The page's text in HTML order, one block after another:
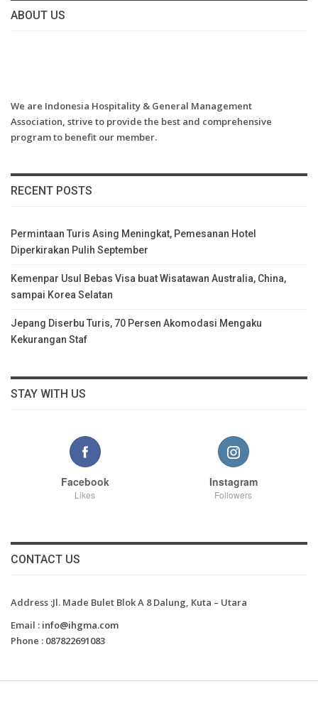
ABOUT US
We are Indonesia Hospitality & General Management
Association, strive to provide the best and comprehensive
program to benefit our member.
RECENT POSTS
Permintaan Turis Asing Meningkat, Pemesanan Hotel
Diperkirakan Pulih September
Kemenpar Usul Bebas Visa buat Wisatawan Australia, China,
sampai Korea Selatan
Jepang Diserbu Turis, 70 Persen Akomodasi Mengaku
Kekurangan Staf
STAY WITH US
Facebook
Likes
Instagram
Followers
CONTACT US
Address :Jl. Made Bulet Blok A 8 Dalung, Kuta – Utara
Email : info@ihgma.com
Phone : 087822691083